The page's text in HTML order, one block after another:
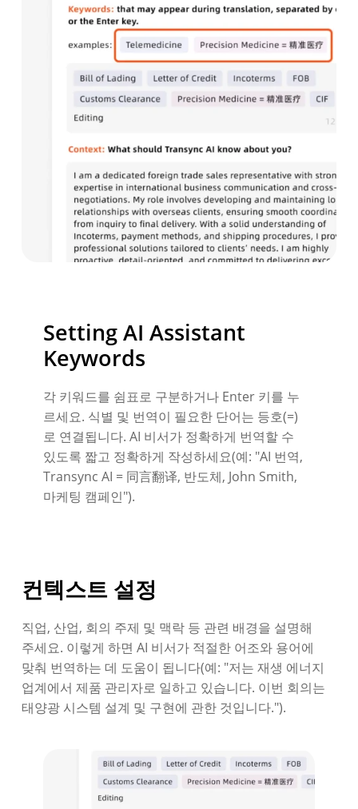
Setting AI Assistant
Keywords
각 키워드를 쉼표로 구분하거나 Enter 키를 누
르세요. 식별 및 번역이 필요한 단어는 등호(=)
로 연결됩니다. AI 비서가 정확하게 번역할 수
있도록 짧고 정확하게 작성하세요(예: "AI 번역,
Transync AI = 同言翻译, 반도체, John Smith,
마케팅 캠페인").
컨텍스트 설정
직업, 산업, 회의 주제 및 맥락 등 관련 배경을 설명해
주세요. 이렇게 하면 AI 비서가 적절한 어조와 용어에
맞춰 번역하는 데 도움이 됩니다(예: "저는 재생 에너지
업계에서 제품 관리자로 일하고 있습니다. 이번 회의는
태양광 시스템 설계 및 구현에 관한 것입니다.").